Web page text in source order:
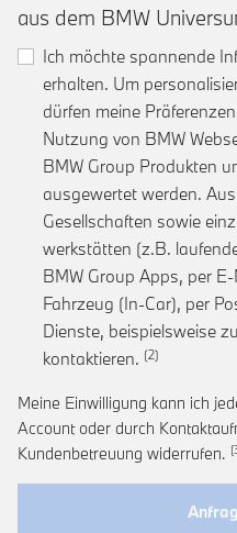
aus dem BMW
Ich möchte spannende
erhalten. Um
dürfen meine
Nutzung von BMW
BMW Group Produkten
ausgewertet werden.
Gesellschaften sowie
werkstätten (z.B.
BMW Group Apps, per
Fahrzeug (In-Car), per
Dienste, beispielsweise
kontaktieren. Link zur
Meine Einwilligung kann ich
Account oder durch
Kundenbetreuung widerrufen.